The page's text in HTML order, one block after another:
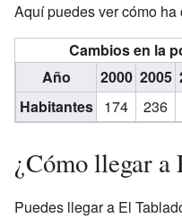
Aquí puedes ver cómo ha
Cambios en la
Año
2000 2005
Habitantes 174 236
¿Cómo llegar a
Puedes llegar a El